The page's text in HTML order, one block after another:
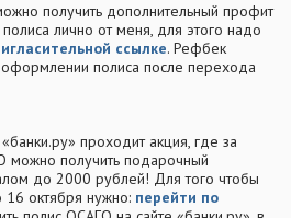
получить дополнительный профит
лично от меня, для этого надо
ссылке. Рефбек
полиса после перехода
проходит акция, где за
получить подарочный
до 2000 рублей! Для того чтобы
16 октября нужно: перейти по